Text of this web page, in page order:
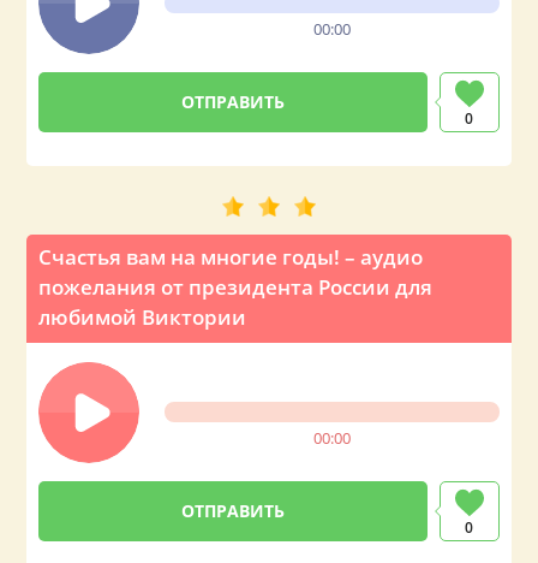
00:00
0
Счастья вам на многие годы! – аудио
пожелания от президента России для
любимой Виктории
00:00
0